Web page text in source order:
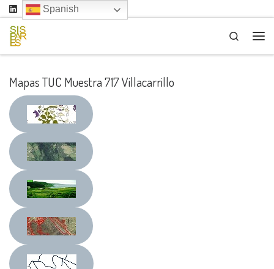
Saltar al contenido
Search
Mapas TUC Muestra 717 Villacarrillo
Spanish